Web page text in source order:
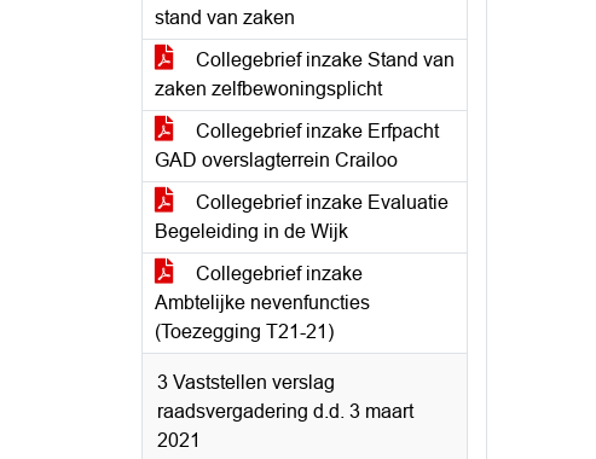
stand van zaken
Collegebrief inzake Stand van
zaken zelfbewoningsplicht
Collegebrief inzake Erfpacht
GAD overslagterrein Crailoo
Collegebrief inzake Evaluatie
Begeleiding in de Wijk
Collegebrief inzake
Ambtelijke nevenfuncties
(Toezegging T21-21)
3 Vaststellen verslag
raadsvergadering d.d. 3 maart
2021